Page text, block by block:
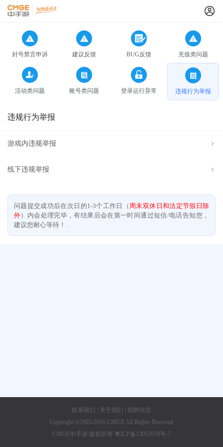
封号禁言申诉 建议反馈 BUG反馈 充值类问题
活动类问题 账号类问题 登录运行异常 违规行为举报
违规行为举报
游戏内违规举报
线下违规举报
问题提交成功后在次日的1-3个工作日（ 周末双休日和法定节假日除
外）内会处理完毕，有结果后会在第一时间通过短信/电话告知您，
建议您耐心等待！ .
联系我们 | 关于我们 | 招聘信息
Copyright ©2005-2016 CMGE All Rights Reserved
CMGE中手游 版权所有 粤ICP备13052678号-7